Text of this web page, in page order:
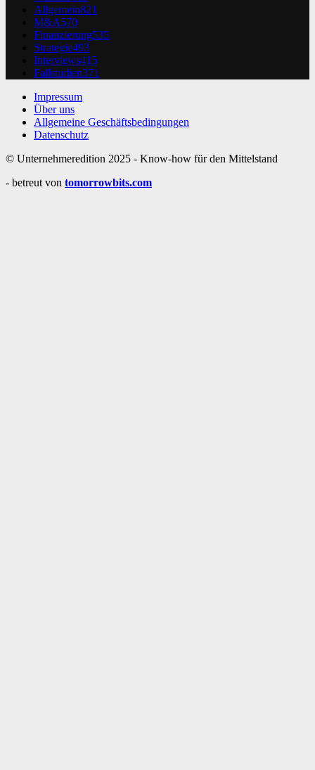
Allgemein821
M&A570
Finanzierung535
Strategie493
Interviews415
Fallstudien371
Impressum
Über uns
Allgemeine Geschäftsbedingungen
Datenschutz
© Unternehmeredition 2025 - Know-how für den Mittelstand
- betreut von tomorrowbits.com